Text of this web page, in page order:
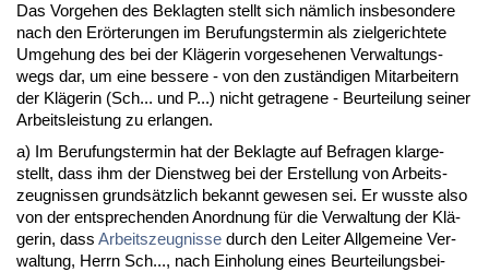
Das Vor­ge­hen des Be­klag­ten stellt sich nämlich ins­be­son­de­re
nach den Erörte­run­gen im Be­ru­fungs­ter­min als ziel­ge­rich­te­te
Um­ge­hung des bei der Kläge­rin vor­ge­se­he­nen Ver­wal­tungs­
wegs dar, um ei­ne bes­se­re - von den zuständi­gen Mit­ar­bei­tern
der Kläge­rin (Sch... und P...) nicht ge­tra­ge­ne - Be­ur­tei­lung sei­ner
Ar­beits­leis­tung zu er­lan­gen.
a) Im Be­ru­fungs­ter­min hat der Be­klag­te auf Be­fra­gen klar­ge­
stellt, dass ihm der Dienst­weg bei der Er­stel­lung von Ar­beits­
zeug­nis­sen grundsätz­lich be­kannt ge­we­sen sei. Er wuss­te al­so
von der ent­spre­chen­den An­ord­nung für die Ver­wal­tung der Klä­
ge­rin, dass Ar­beits­zeug­nis­se durch den Lei­ter All­ge­mei­ne Ver­
wal­tung, Herrn Sch..., nach Ein­ho­lung ei­nes Be­ur­tei­lungs­bei­